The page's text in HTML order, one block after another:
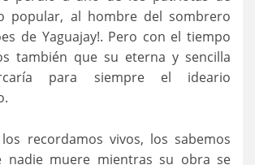
popular, al hombre del sombrero
de Yaguajay!. Pero con el tiempo
también que su eterna y sencilla
para siempre el ideario
recordamos vivos, los sabemos
nadie muere mientras su obra se